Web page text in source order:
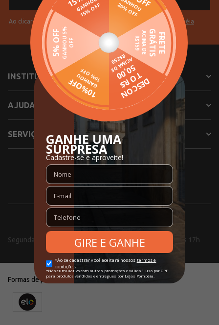
Ao clicar em "Cadastrar" você aceita os Termos de Uso da Pompéia
INSTITUCIONAL
AJUDA
SERVIÇOS
SIGA NOSSAS REDES SOCIAIS
0800 000 5353
Segunda a Sexta, das 08h às 18h e aos Sábados, das 10h às 17h
Formas de pagamento